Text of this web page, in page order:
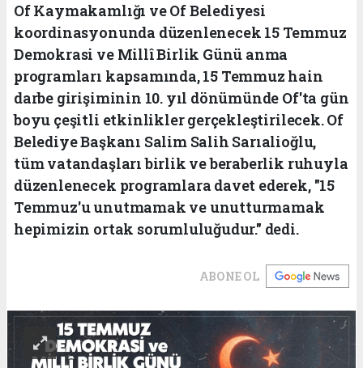
Of Kaymakamlığı ve Of Belediyesi
koordinasyonunda düzenlenecek 15 Temmuz
Demokrasi ve Millî Birlik Günü anma
programları kapsamında, 15 Temmuz hain
darbe girişiminin 10. yıl dönümünde Of'ta gün
boyu çeşitli etkinlikler gerçekleştirilecek. Of
Belediye Başkanı Salim Salih Sarıalioğlu,
tüm vatandaşları birlik ve beraberlik ruhuyla
düzenlenecek programlara davet ederek, "15
Temmuz'u unutmamak ve unutturmamak
hepimizin ortak sorumluluğudur." dedi.
ABONE OL